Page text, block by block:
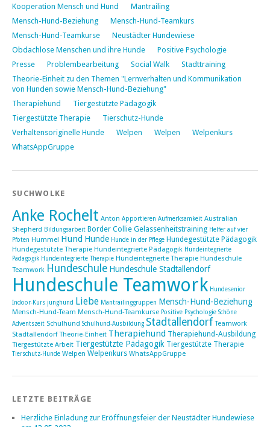
Kooperation Mensch und Hund
Mantrailing
Mensch-Hund-Beziehung
Mensch-Hund-Teamkurs
Mensch-Hund-Teamkurse
Neustädter Hundewiese
Obdachlose Menschen und ihre Hunde
Positive Psychologie
Presse
Problembearbeitung Social Walk
Stadttraining
Theorie-Einheit zu den Themen "Lernverhalten und Kommunikation
von Hunden sowie Mensch-Hund-Beziehung"
Therapiehund
Tiergestützte Pädagogik
Tiergestützte Therapie
Tierschutz-Hunde
Verhaltensoriginelle Hunde
Welpen Welpen
Welpenkurs
WhatsAppGruppe
SUCHWOLKE
Anke Rochelt Anton Apportieren Aufmerksamkeit Australian
Shepherd Bildungsarbeit Border Collie Gelassenheitstraining Helfer auf vier
Pfoten Hummel Hund Hunde Hunde in der Pflege Hundegestützte Pädagogik
Hundegestützte Therapie Hundeintegrierte Pädagogik Hundeintegrierte
Pädagogik Hundeintegrierte Therapie Hundeintegrierte Therapie Hundeschule
Teamwork Hundeschule Hundeschule Stadtallendorf
Hundeschule Teamwork Hundesenior
Indoor-Kurs junghund Liebe Mantrailinggruppen Mensch-Hund-Beziehung
Mensch-Hund-Team Mensch-Hund-Teamkurse Positive Psychologie Schöne
Adventszeit Schulhund Schulhund-Ausbildung Stadtallendorf Teamwork
Stadtallendorf Theorie-Einheit Therapiehund Therapiehund-Ausbildung
Tiergestützte Arbeit Tiergestützte Pädagogik Tiergestützte Therapie
Tierschutz-Hunde Welpen Welpenkurs WhatsAppGruppe
LETZTE BEITRÄGE
Herzliche Einladung zur Eröffnungsfeier der Neustädter Hundewiese